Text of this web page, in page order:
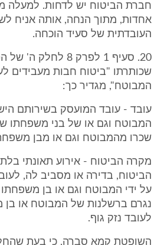
חברת הביטוח יש לדחות. למעלה
אחדות, מתוך הנחה, אותה אניח
העובדתית של סעיד הוכחה.
20. סעיף 1 לפרק 8
שכותרתו "ביטוח חבות מעבידים
המבוטח", מגדיר כך:
עובד - עובד המועסק בשירותם
המבוטח וגם או של בני משפחתו
שכרו מהמבוטח וגם או מבן
מקרה הביטוח - אירוע תאונתי
הביטוח, בדירה או מסביב לה,
על ידי המבוטח וגם או בן
נגרם ברשלנות של המבוטח או
לעובד נזק גוף.
השופטת קמא סברה, כי בעת